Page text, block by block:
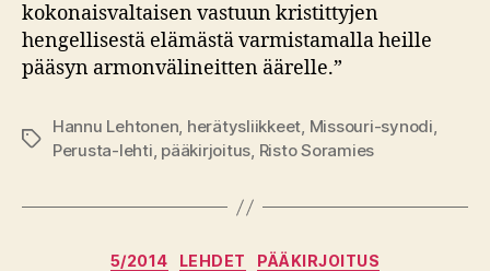
kokonaisvaltaisen vastuun kristittyjen
hengellisestä elämästä varmistamalla heille
pääsyn armonvälineitten äärelle.”
Avainsanat
Hannu Lehtonen, herätysliikkeet, Missouri-synodi,
Perusta-lehti, pääkirjoitus, Risto Soramies
Kategoriat
5/2014 LEHDET PÄÄKIRJOITUS